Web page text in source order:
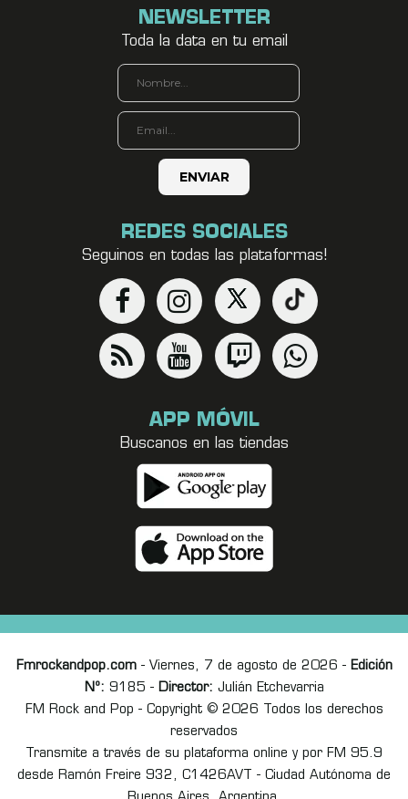
NEWSLETTER
Toda la data en tu email
REDES SOCIALES
Seguinos en todas las plataformas!
APP MÓVIL
Buscanos en las tiendas
Fmrockandpop.com- Viernes, 7 de agosto de 2026 - Edición
Nº: 9185 - Director: Julián Etchevarria
FM Rock and Pop - Copyright © 2026 Todos los derechos
reservados
Transmite a través de su plataforma online y por FM 95.9
desde Ramón Freire 932, C1426AVT - Ciudad Autónoma de